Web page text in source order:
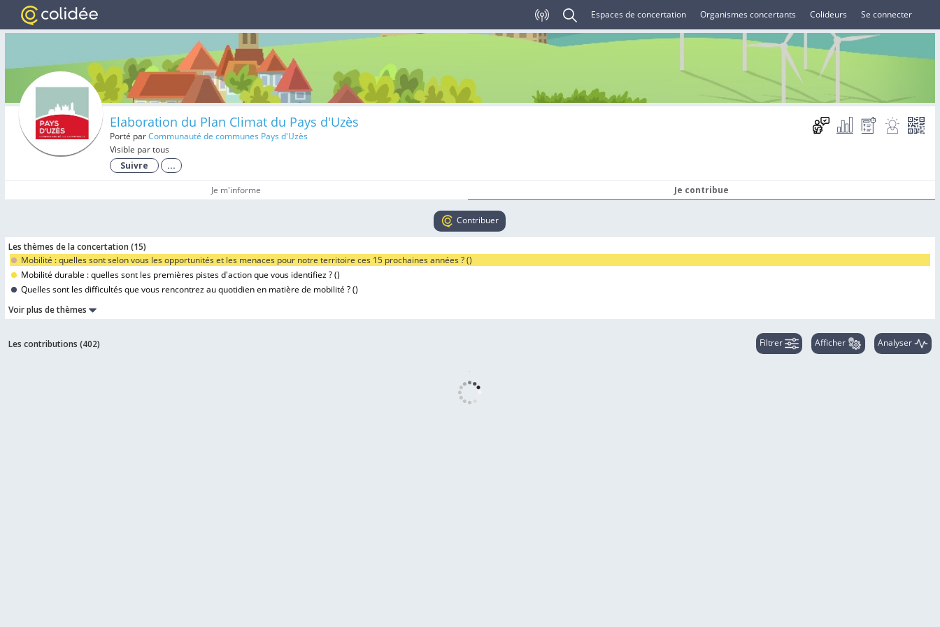
Espaces de concertation Organismes concertants Colideurs Se connecter
Elaboration du Plan Climat du Pays d'Uzès
Porté parCommunauté de communes Pays d'Uzès
Visible par tous
Suivre
...
Je m'informe Je contribue
Contribuer
Les thèmes de la concertation (15)
Mobilité : quelles sont selon vous les opportunités et les menaces pour notre territoire ces 15 prochaines années ? ()
Mobilité durable : quelles sont les premières pistes d'action que vous identifiez ? ()
Quelles sont les difficultés que vous rencontrez au quotidien en matière de mobilité ? ()
Voir plus de thèmes
Les contributions (402) Filtrer Afficher Analyser